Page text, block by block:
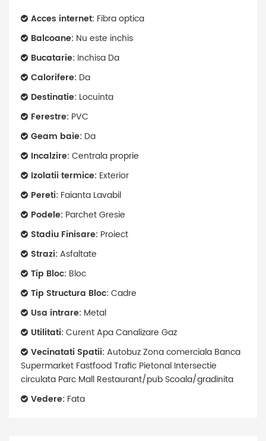
Acces internet: Fibra optica
Balcoane: Nu este inchis
Bucatarie: Inchisa Da
Calorifere: Da
Destinatie: Locuinta
Ferestre: PVC
Geam baie: Da
Incalzire:Centrala proprie
Izolatii termice: Exterior
Pereti: Faianta Lavabil
Podele: Parchet Gresie
Stadiu Finisare: Proiect
Strazi:Asfaltate
Tip Bloc: Bloc
Tip Structura Bloc:Cadre
Usa intrare: Metal
Utilitati:Curent Apa Canalizare Gaz
Vecinatati Spatii:Autobuz Zona comerciala Banca
Supermarket Fastfood Trafic Pietonal Intersectie
circulata Parc Mall Restaurant/pub Scoala/gradinita
Vedere: Fata